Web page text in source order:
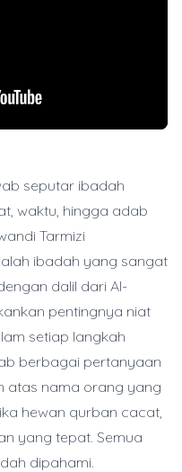
seputar ibadah
waktu, hingga adab
Tarmizi
ibadah yang sangat
dalil dari Al-
pentingnya niat
setiap langkah
berbagai pertanyaan
atas nama orang yang
hewan qurban cacat,
yang tepat. Semua
dipahami.